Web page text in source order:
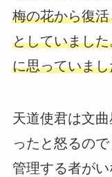
梅の花から復
としていまし
に思っていま
天道使君は文
ったと怒るの
管理する者が